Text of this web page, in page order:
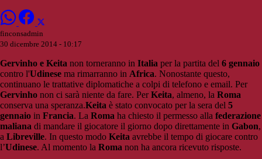
finconsadmin
30 dicembre 2014 - 10:17
Gervinho e Keita non torneranno in Italia per la partita del 6 gennaio
contro l'Udinese ma rimarranno in Africa. Nonostante questo,
continuano le trattative diplomatiche a colpi di telefono e email. Per
Gervinho non ci sarà niente da fare. PerKeita, almeno, la Roma
conserva una speranza.Keita è stato convocato per la sera del 5
gennaio in Francia. La Roma ha chiesto il permesso alla federazione
maliana di mandare il giocatore il giorno dopo direttamente in Gabon,
a Libreville. In questo modo Keita avrebbe il tempo di giocare contro
l’Udinese. Al momento la Roma non ha ancora ricevuto risposte.